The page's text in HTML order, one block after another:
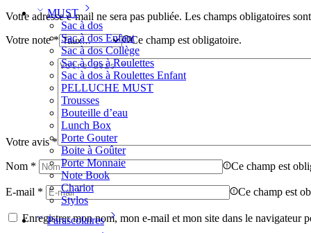
MUST
Sac à dos
Sac à dos Enfant
Sac à dos Collège
Sac à dos à Roulettes
Sac à dos à Roulettes Enfant
PELLUCHE MUST
Trousses
Bouteille d’eau
Lunch Box
Porte Gouter
Boite à Goûter
Porte Monnaie
Note Book
Chariot
Stylos
Parascolaires
Votre adresse e-mail ne sera pas publiée. Les champs obligatoires
Votre note* Ce champ est obligatoire.
Votre avis*
Nom * Ce champ est
E-mail * Ce champ est
Enregistrer mon nom, mon e-mail et mon site dans le navigateur